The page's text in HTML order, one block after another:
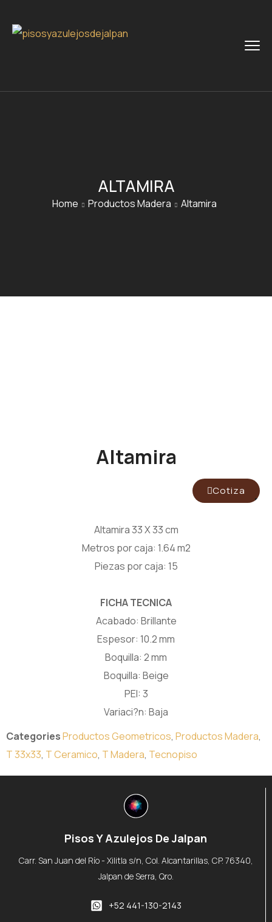
ALTAMIRA
Home Productos Madera Altamira
Altamira
Cotiza
Altamira 33 X 33 cm
Metros por caja: 1.64 m2
Piezas por caja: 15
FICHA TECNICA
Acabado: Brillante
Espesor: 10.2 mm
Boquilla: 2 mm
Boquilla: Beige
PEI: 3
Variaci?n: Baja
CategoriesProductos Geometricos, Productos Madera,
T 33x33, T Ceramico, T Madera, Tecnopiso
Pisos Y Azulejos De Jalpan
Carr. San Juan del Río - Xilitla s/n, Col. Alcantarillas, CP. 76340,
Jalpan de Serra, Qro.
+52 441-130-2143